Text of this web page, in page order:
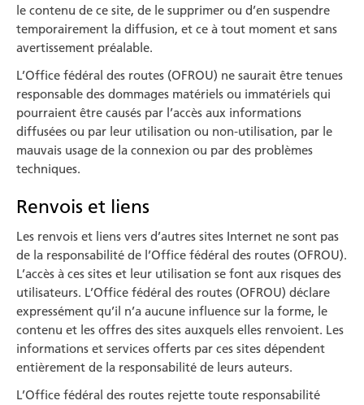
le contenu de ce site, de le sup­primer ou d’en suspendre
temporairement la diffusion, et ce à tout moment et sans
avertissement préalable.
L’Office fédéral des routes (OFROU) ne saurait être tenues
respon­sable des dommages matériels ou immatériels qui
pourraient être causés par l’accès aux informations
diffusées ou par leur utilisation ou non-utilisation, par le
mauvais usage de la connexion ou par des problèmes
techniques.
Renvois et liens
Les renvois et liens vers d’autres sites Internet ne sont pas
de la res­ponsabilité de l’Office fédéral des routes (OFROU).
L’accès à ces sites et leur utilisation se font aux risques des
utilisateurs. L’Office fédéral des routes (OFROU) déclare
expressément qu’il n’a aucune influence sur la forme, le
contenu et les offres des sites auxquels elles ren­voient. Les
informations et services offerts par ces sites dépendent
entièrement de la responsabilité de leurs auteurs.
L’Office fédéral des routes rejette toute responsabilité